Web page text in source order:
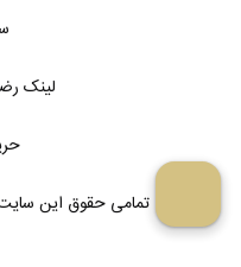
لینک
تمامی حقوق این